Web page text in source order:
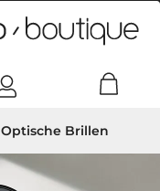
Optische Brillen